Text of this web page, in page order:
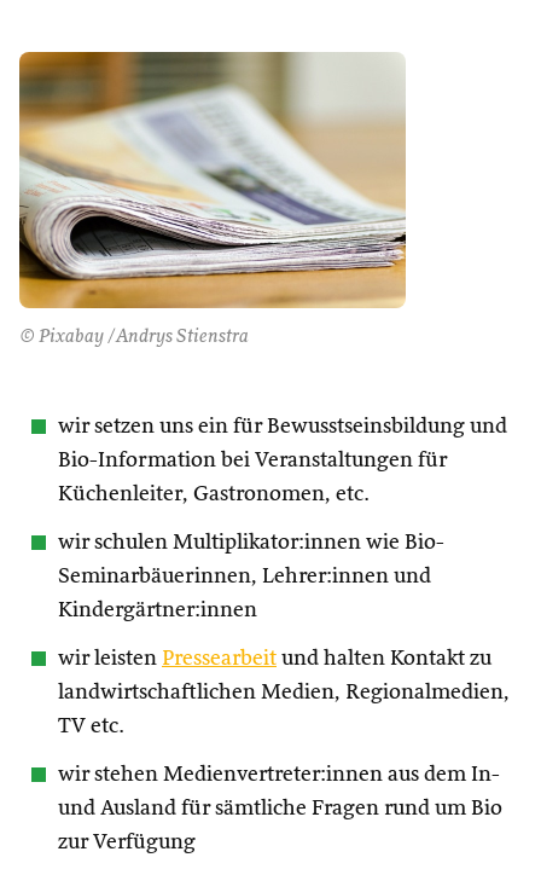
© Pixabay /Andrys Stienstra
wir setzen uns ein für Bewusstseinsbildung und
Bio-Information bei Veranstaltungen für
Küchenleiter, Gastronomen, etc.
wir schulen Multiplikator:innen wie Bio-
Seminarbäuerinnen, Lehrer:innen und
Kindergärtner:innen
wir leisten Pressearbeit und halten Kontakt zu
landwirtschaftlichen Medien, Regionalmedien,
TV etc.
wir stehen Medienvertreter:innen aus dem In-
und Ausland für sämtliche Fragen rund um Bio
zur Verfügung